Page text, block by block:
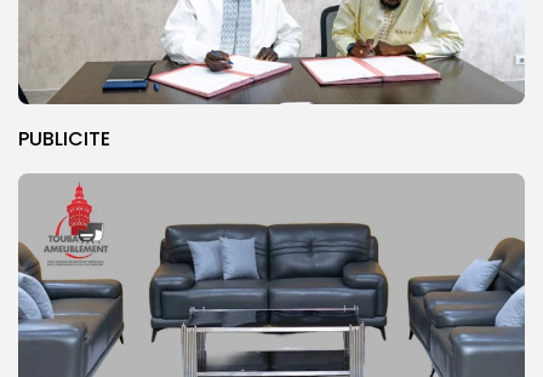
PUBLICITE